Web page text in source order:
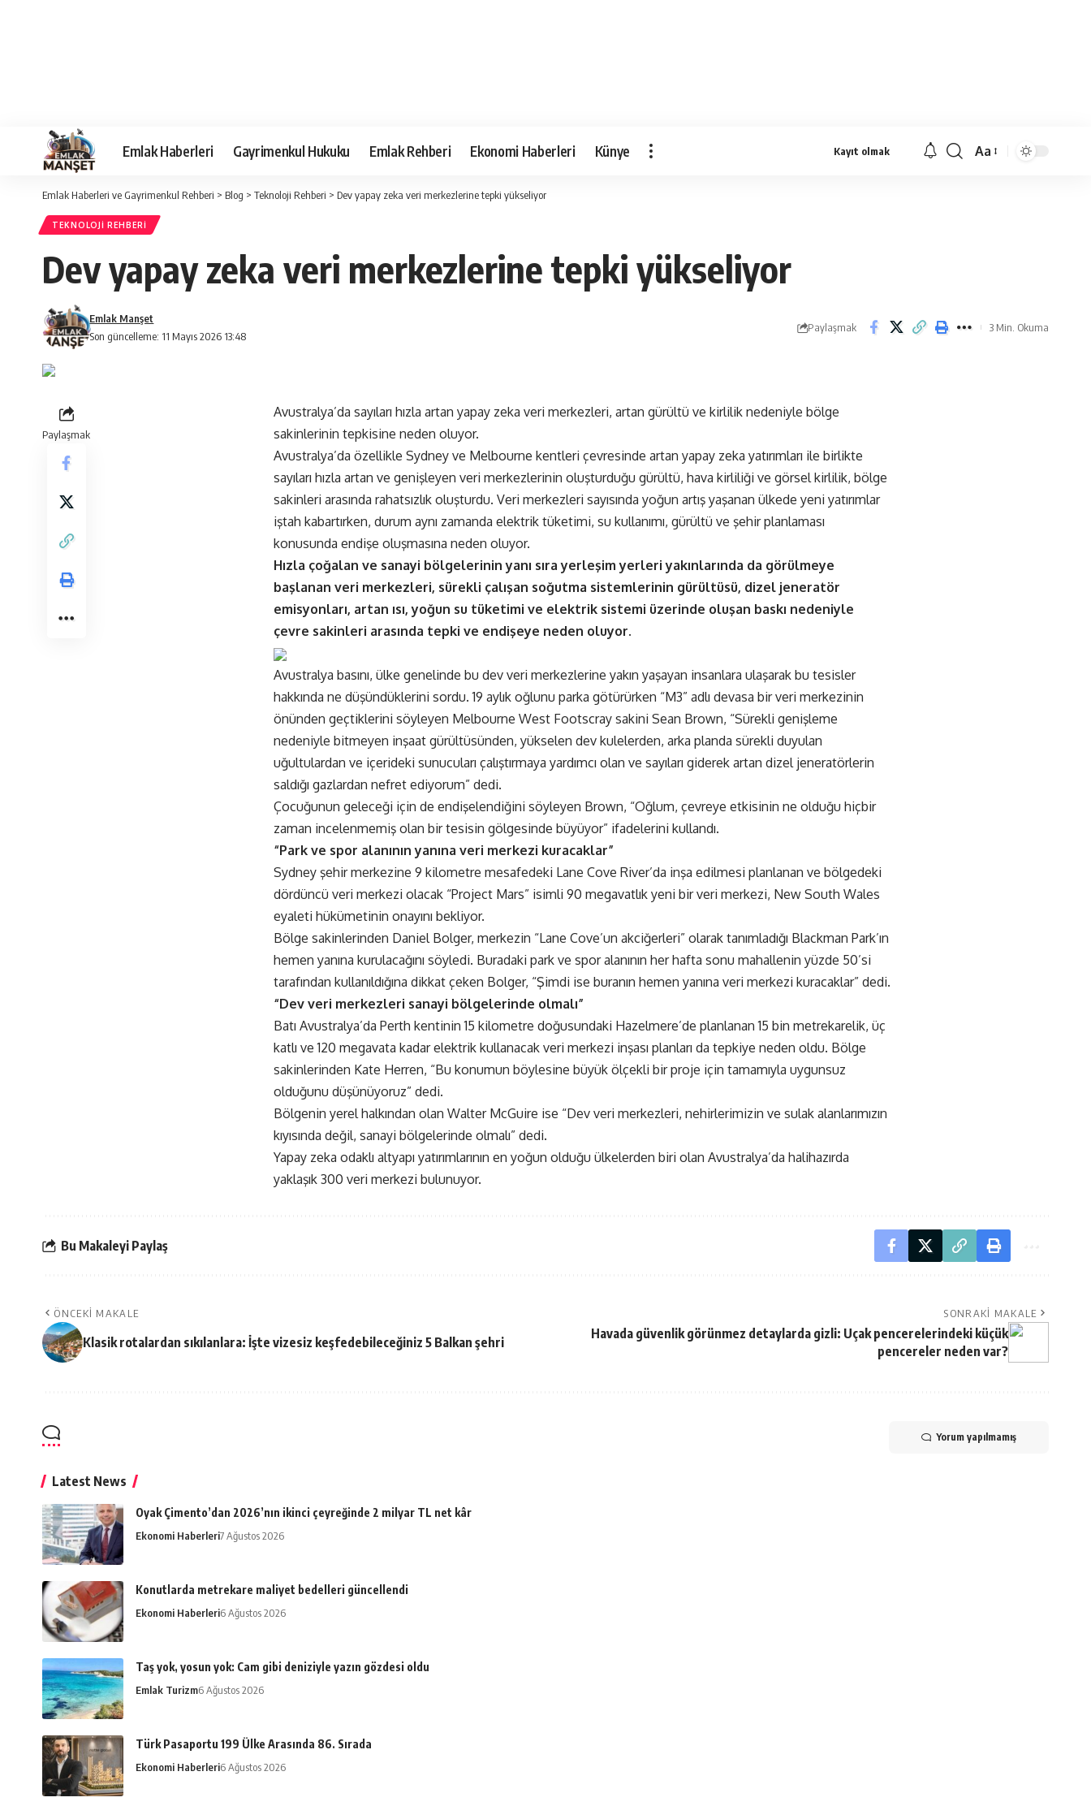
Emlak Haberleri Gayrimenkul Hukuku Emlak Rehberi Ekonomi Haberleri Künye Kayıt olmak
Yazı
Aa
Emlak Haberleri ve Gayrimenkul Rehberi > Blog > Teknoloji Rehberi > Dev yapay zeka veri merkezlerine tepki yükseliyor
TEKNOLOJI REHBERI
Dev yapay zeka veri merkezlerine tepki yükseliyor
Son güncelleme: 11 Mayıs 2026 13:48
Emlak Manşet
Paylaşmak 3 Min. Okuma
Paylaşmak
Avustralya’da sayıları hızla artan yapay zeka veri merkezleri, artan gürültü ve kirlilik nedeniyle bölge
sakinlerinin tepkisine neden oluyor.
Avustralya’da özellikle Sydney ve Melbourne kentleri çevresinde artan yapay zeka yatırımları ile birlikte
sayıları hızla artan ve genişleyen veri merkezlerinin oluşturduğu gürültü, hava kirliliği ve görsel kirlilik, bölge
sakinleri arasında rahatsızlık oluşturdu. Veri merkezleri sayısında yoğun artış yaşanan ülkede yeni yatırımlar
iştah kabartırken, durum aynı zamanda elektrik tüketimi, su kullanımı, gürültü ve şehir planlaması
konusunda endişe oluşmasına neden oluyor.
Hızla çoğalan ve sanayi bölgelerinin yanı sıra yerleşim yerleri yakınlarında da görülmeye
başlanan veri merkezleri, sürekli çalışan soğutma sistemlerinin gürültüsü, dizel jeneratör
emisyonları, artan ısı, yoğun su tüketimi ve elektrik sistemi üzerinde oluşan baskı nedeniyle
çevre sakinleri arasında tepki ve endişeye neden oluyor.
Avustralya basını, ülke genelinde bu dev veri merkezlerine yakın yaşayan insanlara ulaşarak bu tesisler
hakkında ne düşündüklerini sordu. 19 aylık oğlunu parka götürürken “M3” adlı devasa bir veri merkezinin
önünden geçtiklerini söyleyen Melbourne West Footscray sakini Sean Brown, “Sürekli genişleme
nedeniyle bitmeyen inşaat gürültüsünden, yükselen dev kulelerden, arka planda sürekli duyulan
uğultulardan ve içerideki sunucuları çalıştırmaya yardımcı olan ve sayıları giderek artan dizel jeneratörlerin
saldığı gazlardan nefret ediyorum” dedi.
Çocuğunun geleceği için de endişelendiğini söyleyen Brown, “Oğlum, çevreye etkisinin ne olduğu hiçbir
zaman incelenmemiş olan bir tesisin gölgesinde büyüyor” ifadelerini kullandı.
“Park ve spor alanının yanına veri merkezi kuracaklar”
Sydney şehir merkezine 9 kilometre mesafedeki Lane Cove River’da inşa edilmesi planlanan ve bölgedeki
dördüncü veri merkezi olacak “Project Mars” isimli 90 megavatlık yeni bir veri merkezi, New South Wales
eyaleti hükümetinin onayını bekliyor.
Bölge sakinlerinden Daniel Bolger, merkezin “Lane Cove’un akciğerleri” olarak tanımladığı Blackman Park’ın
hemen yanına kurulacağını söyledi. Buradaki park ve spor alanının her hafta sonu mahallenin yüzde 50’si
tarafından kullanıldığına dikkat çeken Bolger, “Şimdi ise buranın hemen yanına veri merkezi kuracaklar” dedi.
“Dev veri merkezleri sanayi bölgelerinde olmalı”
Batı Avustralya’da Perth kentinin 15 kilometre doğusundaki Hazelmere’de planlanan 15 bin metrekarelik, üç
katlı ve 120 megavata kadar elektrik kullanacak veri merkezi inşası planları da tepkiye neden oldu. Bölge
sakinlerinden Kate Herren, “Bu konumun böylesine büyük ölçekli bir proje için tamamıyla uygunsuz
olduğunu düşünüyoruz” dedi.
Bölgenin yerel halkından olan Walter McGuire ise “Dev veri merkezleri, nehirlerimizin ve sulak alanlarımızın
kıyısında değil, sanayi bölgelerinde olmalı” dedi.
Yapay zeka odaklı altyapı yatırımlarının en yoğun olduğu ülkelerden biri olan Avustralya’da halihazırda
yaklaşık 300 veri merkezi bulunuyor.
Bu Makaleyi Paylaş
ÖNCEKI MAKALE
Klasik rotalardan sıkılanlara: İşte vizesiz keşfedebileceğiniz 5 Balkan şehri
SONRAKI MAKALE
Havada güvenlik görünmez detaylarda gizli: Uçak pencerelerindeki küçük
pencereler neden var?
Yorum yapılmamış
Latest News
Oyak Çimento’dan 2026’nın ikinci çeyreğinde 2 milyar TL net kâr
Ekonomi Haberleri7 Ağustos 2026
Konutlarda metrekare maliyet bedelleri güncellendi
Ekonomi Haberleri6 Ağustos 2026
Taş yok, yosun yok: Cam gibi deniziyle yazın gözdesi oldu
Emlak Turizm6 Ağustos 2026
Türk Pasaportu 199 Ülke Arasında 86. Sırada
Ekonomi Haberleri6 Ağustos 2026